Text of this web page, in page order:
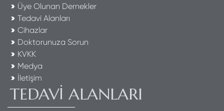
Üye Olunan Dernekler
Tedavi Alanları
Cihazlar
Doktorunuza Sorun
KVKK
Medya
İletişim
TEDAVİ ALANLARI